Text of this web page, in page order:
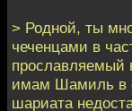
> Родной, ты
чеченцами в
прославляемый
имам Шамиль в
шариата